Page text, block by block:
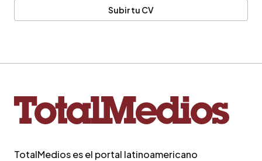
Subir tu CV
TotalMedios es el portal latinoamericano